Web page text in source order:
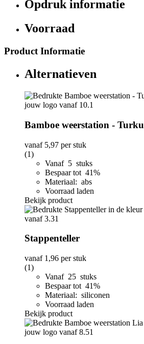
Opdruk informatie
Voorraad
Product Informatie
Alternatieven
Bamboe weerstation - Turku
vanaf 5,97 per stuk
(1)
Vanaf 5 stuks
Bespaar tot 41%
Materiaal: abs
Voorraad laden
Bekijk product
Stappenteller
vanaf 1,96 per stuk
(1)
Vanaf 25 stuks
Bespaar tot 41%
Materiaal: siliconen
Voorraad laden
Bekijk product